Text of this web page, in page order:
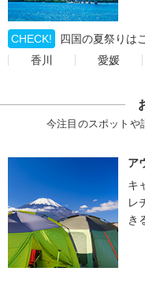
CHECK!
四国の夏祭りは
香川
愛媛
今注目のスポットや
ア
キ
レ
き